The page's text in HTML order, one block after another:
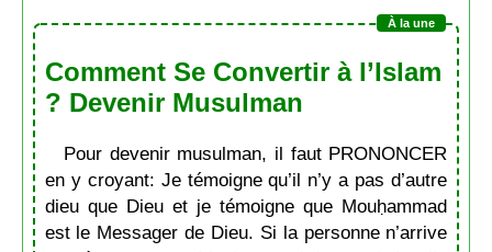
Comment Se Convertir à l’Islam
? Devenir Musulman
Pour devenir musulman, il faut PRONONCER
en y croyant: Je témoigne qu’il n’y a pas d’autre
dieu que Dieu et je témoigne que Mouḥammad
est le Messager de Dieu. Si la personne n’arrive